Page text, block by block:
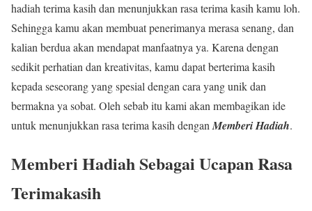
hadiah terima kasih dan menunjukkan rasa terima kasih kamu loh.
Sehingga kamu akan membuat penerimanya merasa senang, dan
kalian berdua akan mendapat manfaatnya ya. Karena dengan
sedikit perhatian dan kreativitas, kamu dapat berterima kasih
kepada seseorang yang spesial dengan cara yang unik dan
bermakna ya sobat. Oleh sebab itu kami akan membagikan ide
untuk menunjukkan rasa terima kasih dengan Memberi Hadiah.
Memberi Hadiah Sebagai Ucapan Rasa
Terimakasih